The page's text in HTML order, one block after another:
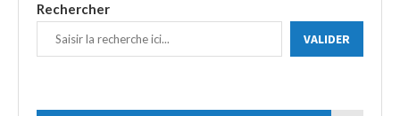
Rechercher
VALIDER